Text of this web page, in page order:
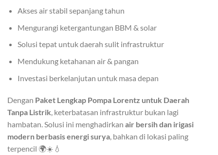
Akses air stabil sepanjang tahun
Mengurangi ketergantungan BBM & solar
Solusi tepat untuk daerah sulit infrastruktur
Mendukung ketahanan air & pangan
Investasi berkelanjutan untuk masa depan
Dengan Paket Lengkap Pompa Lorentz untuk Daerah
Tanpa Listrik, keterbatasan infrastruktur bukan lagi
hambatan. Solusi ini menghadirkan air bersih dan irigasi
modern berbasis energi surya, bahkan di lokasi paling
terpencil 🌍☀️💧